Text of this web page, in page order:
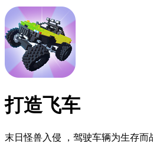
打造飞车
末日怪兽入侵 ，驾驶车辆为生存而